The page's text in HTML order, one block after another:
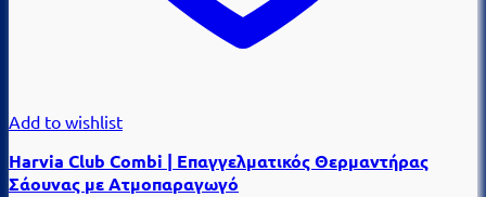
Add to wishlist
Harvia Club Combi | Επαγγελματικός Θερμαντήρας
Σάουνας με Ατμοπαραγωγό